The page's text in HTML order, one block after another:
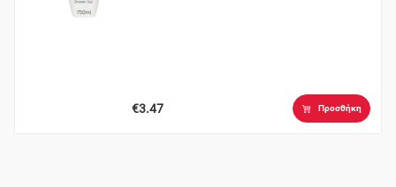
€3.47 Προσθήκη